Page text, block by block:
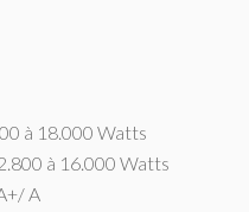
à 18.000 Watts
à 16.000 Watts
A